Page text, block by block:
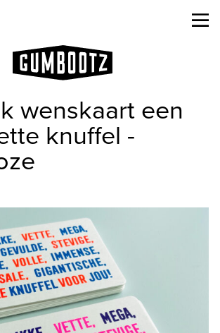
wenskaart een
knuffel -